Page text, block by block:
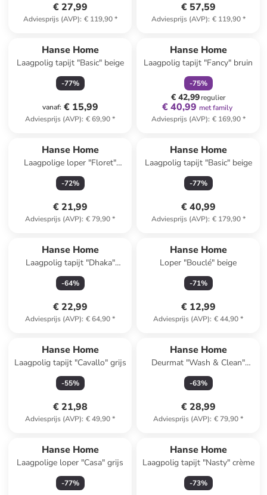
€ 27,99
Adviesprijs (AVP): € 119,90*
€ 57,59
Adviesprijs (AVP): € 119,90*
Hanse Home
Laagpolig tapijt "Basic" beige
-77%
vanaf: € 15,99
Adviesprijs (AVP): € 69,90*
Hanse Home
Laagpolig tapijt "Fancy" bruin
-75%
€ 42,99regulier
€ 40,99 met family
Adviesprijs (AVP): € 169,90*
Hanse Home
Laagpolige loper "Floret"
zwart
-72%
€ 21,99
Adviesprijs (AVP): € 79,90*
Hanse Home
Laagpolig tapijt "Basic" beige
-77%
€ 40,99
Adviesprijs (AVP): € 179,90*
Hanse Home
Laagpolig tapijt "Dhaka"
crème
-64%
€ 22,99
Adviesprijs (AVP): € 64,90*
Hanse Home
Loper "Bouclé" beige
-71%
€ 12,99
Adviesprijs (AVP): € 44,90*
Hanse Home
Laagpolig tapijt "Cavallo" grijs
-55%
€ 21,98
Adviesprijs (AVP): € 49,90*
Hanse Home
Deurmat "Wash & Clean"
petrol
-63%
€ 28,99
Adviesprijs (AVP): € 79,90*
Hanse Home
Laagpolige loper "Casa" grijs
-77%
Hanse Home
Laagpolig tapijt "Nasty" crème
-73%